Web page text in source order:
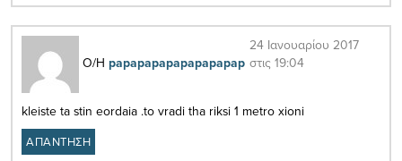
Ο/Η papapapapapapapapap
24 Ιανουαρίου 2017
στις 19:04
kleiste ta stin eordaia .to vradi tha riksi 1 metro xioni
ΑΠΑΝΤΗΣΗ